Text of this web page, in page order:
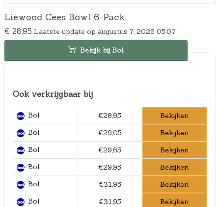
Liewood Cees Bowl 6-Pack
€ 28,95 Laatste update op augustus 7, 2026 05:07
Bekijk bij Bol
Ook verkrijgbaar bij
Bol €28,95
Bekijken
Bol
€29,05
Bekijken
Bol
€29,65
Bekijken
Bol
€29,95
Bekijken
Bol
€31,95
Bekijken
Bol
€31,95 Bekijken